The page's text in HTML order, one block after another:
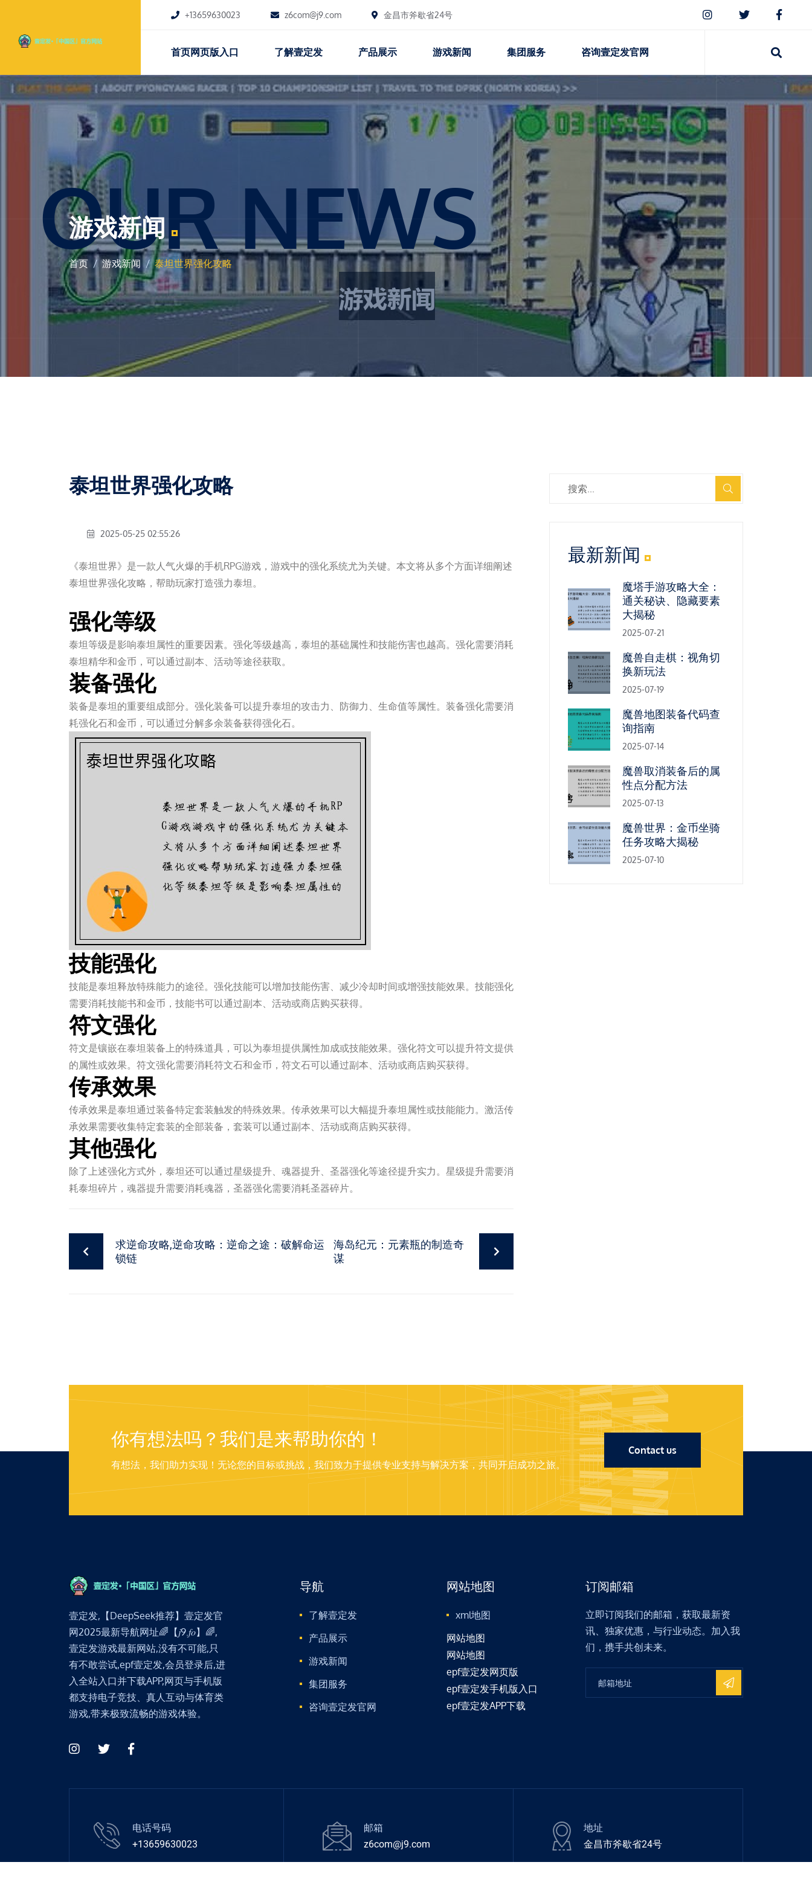
+13659630023 z6com@j9.com 金昌市斧歇省24号
首页网页版入口 了解壹定发 产品展示 游戏新闻 集团服务 咨询壹定发官网
OUR NEWS
游戏新闻
首页 游戏新闻 泰坦世界强化攻略
泰坦世界强化攻略
2025-05-25 02:55:26
《泰坦世界》是一款人气火爆的手机RPG游戏，游戏中的强化系统尤为关键。本文将从多个方面详细阐述
泰坦世界强化攻略，帮助玩家打造强力泰坦。
强化等级
泰坦等级是影响泰坦属性的重要因素。强化等级越高，泰坦的基础属性和技能伤害也越高。强化需要消耗
泰坦精华和金币，可以通过副本、活动等途径获取。
装备强化
装备是泰坦的重要组成部分。强化装备可以提升泰坦的攻击力、防御力、生命值等属性。装备强化需要消
耗强化石和金币，可以通过分解多余装备获得强化石。
技能强化
技能是泰坦释放特殊能力的途径。强化技能可以增加技能伤害、减少冷却时间或增强技能效果。技能强化
需要消耗技能书和金币，技能书可以通过副本、活动或商店购买获得。
符文强化
符文是镶嵌在泰坦装备上的特殊道具，可以为泰坦提供属性加成或技能效果。强化符文可以提升符文提供
的属性或效果。符文强化需要消耗符文石和金币，符文石可以通过副本、活动或商店购买获得。
传承效果
传承效果是泰坦通过装备特定套装触发的特殊效果。传承效果可以大幅提升泰坦属性或技能能力。激活传
承效果需要收集特定套装的全部装备，套装可以通过副本、活动或商店购买获得。
其他强化
除了上述强化方式外，泰坦还可以通过星级提升、魂器提升、圣器强化等途径提升实力。星级提升需要消
耗泰坦碎片，魂器提升需要消耗魂器，圣器强化需要消耗圣器碎片。
求逆命攻略,逆命攻略：逆命之途：破解命运
锁链
海岛纪元：元素瓶的制造奇
谋
最新新闻
魔塔手游攻略大全：
通关秘诀、隐藏要素
大揭秘
2025-07-21
魔兽自走棋：视角切
换新玩法
2025-07-19
魔兽地图装备代码查
询指南
2025-07-14
魔兽取消装备后的属
性点分配方法
2025-07-13
魔兽世界：金币坐骑
任务攻略大揭秘
2025-07-10
你有想法吗？我们是来帮助你的！
有想法，我们助力实现！无论您的目标或挑战，我们致力于提供专业支持与解决方案，共同开启成功之旅。
Contact us
壹定发,【DeepSeek推荐】壹定发官
网2025最新导航网址🌈【𝑗9.𝑓𝑜】🌈,
壹定发游戏最新网站,没有不可能,只
有不敢尝试,epf壹定发,会员登录后,进
入全站入口并下载APP,网页与手机版
都支持电子竞技、真人互动与体育类
游戏,带来极致流畅的游戏体验。
导航
了解壹定发
产品展示
游戏新闻
集团服务
咨询壹定发官网
网站地图
xml地图
网站地图
网站地图
epf壹定发网页版
epf壹定发手机版入口
epf壹定发APP下载
订阅邮箱
立即订阅我们的邮箱，获取最新资
讯、独家优惠，与行业动态。加入我
们，携手共创未来。
电话号码
+13659630023
邮箱
z6com@j9.com
地址
金昌市斧歇省24号